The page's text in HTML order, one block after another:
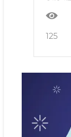
125